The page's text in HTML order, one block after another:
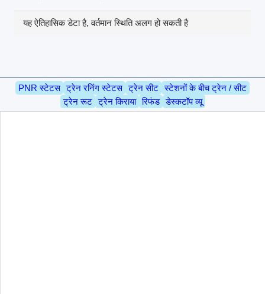
यह ऐतिहासिक डेटा है, वर्तमान स्थिति अलग हो सकती है
PNR स्टेटस ट्रेन रनिंग स्टेटस ट्रेन सीट स्टेशनों के बीच ट्रेन / सीट
ट्रेन रूट ट्रेन किराया रिफंड डेस्कटॉप व्यू